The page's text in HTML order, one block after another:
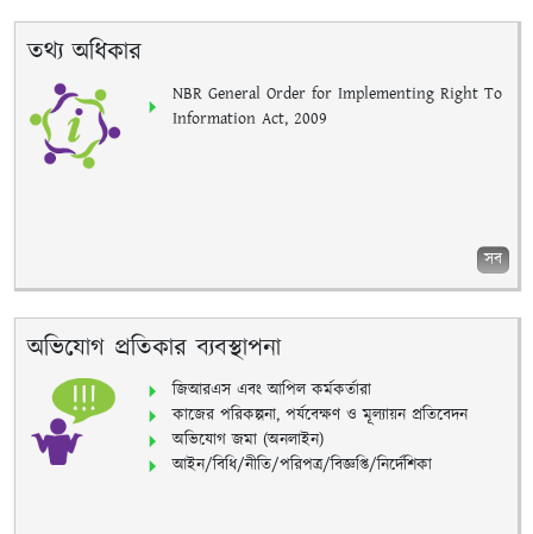
তথ্য অধিকার
NBR General Order for Implementing Right To
Information Act, 2009
সব
অভিযোগ প্রতিকার ব্যবস্থাপনা
জিআরএস এবং আপিল কর্মকর্তারা
কাজের পরিকল্পনা, পর্যবেক্ষণ ও মূল্যায়ন প্রতিবেদন
অভিযোগ জমা (অনলাইন)
আইন/বিধি/নীতি/পরিপত্র/বিজ্ঞপ্তি/নির্দেশিকা